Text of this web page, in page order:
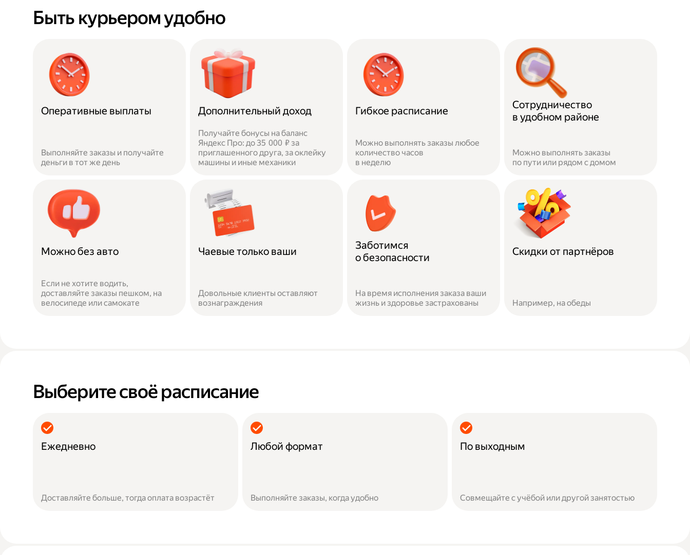
Быть курьером удобно
Оперативные выплаты
Выполняйте заказы и получайте
деньги в тот же день
Дополнительный доход
Получайте бонусы на баланс
Яндекс Про: до 35 000 ₽ за
приглашенного друга, за оклейку
машины и иные механики
Гибкое расписание
Можно выполнять заказы любое
количество часов
в неделю
Сотрудничество
в удобном районе
Можно выполнять заказы
по пути или рядом с домом
Можно без авто
Если не хотите водить,
доставляйте заказы пешком, на
велосипеде или самокате
Чаевые только ваши
Довольные клиенты оставляют
вознаграждения
Заботимся
о безопасности
На время исполнения заказа ваши
жизнь и здоровье застрахованы
Скидки от партнёров
Например, на обеды
Выберите своё расписание
Ежедневно
Доставляйте больше, тогда оплата возрастёт
Любой формат
Выполняйте заказы, когда удобно
По выходным
Совмещайте с учёбой или другой занятостью